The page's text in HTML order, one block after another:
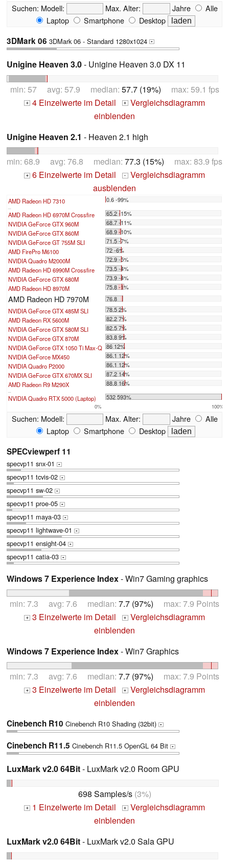
Suchen: Modell: Max. Alter: Jahre
Alle
Laptop
Smartphone Desktop
3DMark 06 3DMark 06 - Standard 1280x1024 +
Unigine Heaven 3.0- Unigine Heaven 3.0 DX 11
min: 57 avg: 57.9 median: 57.7 (19%) max: 59.1 fps
+ 4 Einzelwerte im Detail + Vergleichsdiagramm
einblenden
Unigine Heaven 2.1 - Heaven 2.1 high
min: 68.9 avg: 76.8 median: 77.3 (15%) max: 83.9 fps
+ 6 Einzelwerte im Detail - Vergleichsdiagramm
ausblenden
AMD Radeon HD 7310 0.6 -99%
...
AMD Radeon HD 6970M Crossfire
65.2 -15%
NVIDIA GeForce GTX 960M
68.7 -11%
NVIDIA GeForce GTX 860M
68.9 -10%
NVIDIA GeForce GT 755M SLI
71.5 -7%
AMD FirePro M6100
72 -6%
NVIDIA Quadro M2000M
72.9 -5%
AMD Radeon HD 6990M Crossfire
73.5 -4%
NVIDIA GeForce GTX 680M
73.9 -4%
AMD Radeon HD 8970M
75.8 -1%
AMD Radeon HD 7970M
76.8
NVIDIA GeForce GTX 485M SLI
78.5 2%
AMD Radeon RX 5600M
82.2 7%
NVIDIA GeForce GTX 580M SLI
82.5 7%
NVIDIA GeForce GTX 870M
83.8 9%
NVIDIA GeForce GTX 1050 Ti Max-Q 86 12%
NVIDIA GeForce MX450
86.1 12%
NVIDIA Quadro P2000
86.1 12%
NVIDIA GeForce GTX 670MX SLI
87.2 14%
AMD Radeon R9 M290X
88.8 16%
...
NVIDIA Quadro RTX 5000 (Laptop) 532 593%
0% 100%
Suchen: Modell: Max. Alter: Jahre
Alle
Laptop
Smartphone Desktop
SPECviewperf 11
specvp11 snx-01 +
specvp11 tcvis-02 +
specvp11 sw-02 +
specvp11 proe-05 +
specvp11 maya-03 +
specvp11 lightwave-01 +
specvp11 ensight-04 +
specvp11 catia-03 +
Windows 7 Experience Index- Win7 Gaming graphics
min: 7.3 avg: 7.6 median: 7.7 (97%) max: 7.9 Points
+ 3 Einzelwerte im Detail + Vergleichsdiagramm
einblenden
Windows 7 Experience Index- Win7 Graphics
min: 7.3 avg: 7.6 median: 7.7 (97%) max: 7.9 Points
+ 3 Einzelwerte im Detail + Vergleichsdiagramm
einblenden
Cinebench R10 Cinebench R10 Shading (32bit) +
Cinebench R11.5 Cinebench R11.5 OpenGL 64 Bit +
LuxMark v2.0 64Bit- LuxMark v2.0 Room GPU
698 Samples/s(3%)
+ 1 Einzelwerte im Detail + Vergleichsdiagramm
einblenden
LuxMark v2.0 64Bit- LuxMark v2.0 Sala GPU